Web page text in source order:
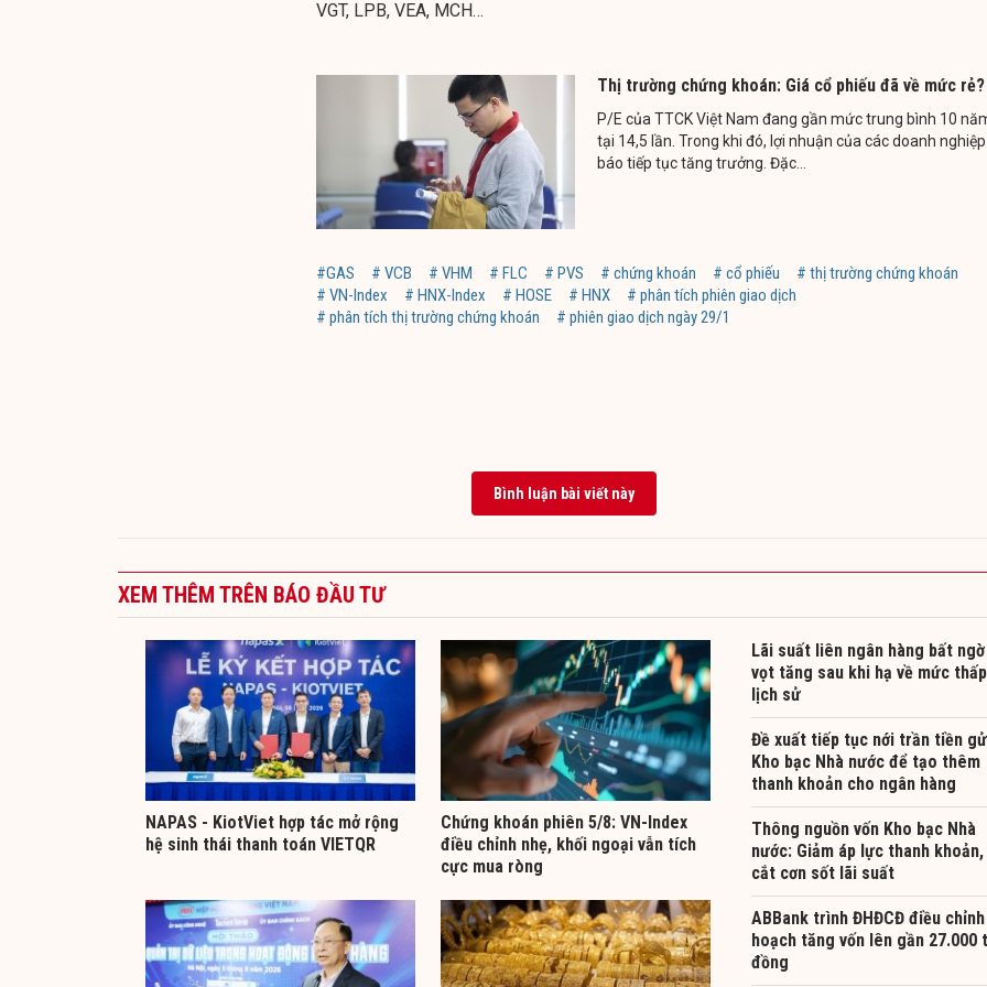
VGT, LPB, VEA, MCH…
Thị trường chứng khoán: Giá cổ phiếu đã về mức rẻ?
P/E của TTCK Việt Nam đang gần mức trung bình 10
tại 14,5 lần. Trong khi đó, lợi nhuận của các doanh
báo tiếp tục tăng trưởng. Đặc...
#GAS # VCB # VHM # FLC # PVS # chứng khoán # cổ phiếu
# thị trường chứng khoán
# VN-Index
# HNX-Index # HOSE # HNX
# phân tích phiên giao dịch
# phân tích thị trường chứng khoán
# phiên giao dịch ngày 29/1
Bình luận bài viết này
XEM THÊM TRÊN BÁO ĐẦU TƯ
NAPAS - KiotViet hợp tác mở rộng
hệ sinh thái thanh toán VIETQR
Chứng khoán phiên 5/8: VN-Index
điều chỉnh nhẹ, khối ngoại vẫn tích
cực mua ròng
Lãi suất liên ngân hàng bất ngờ
vọt tăng sau khi hạ về mức thấp
lịch sử
Đề xuất tiếp tục nới trần tiền
Kho bạc Nhà nước để tạo thêm
thanh khoản cho ngân hàng
Thông nguồn vốn Kho bạc Nhà
nước: Giảm áp lực thanh khoản,
cắt cơn sốt lãi suất
ABBank trình ĐHĐCĐ điều
hoạch tăng vốn lên gần 27.000
đồng